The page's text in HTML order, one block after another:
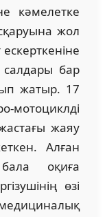
кәмелетке
жол
салдары бар
жатыр. 17
мотоциклді
жаяу
Алған
оқиға
өзі